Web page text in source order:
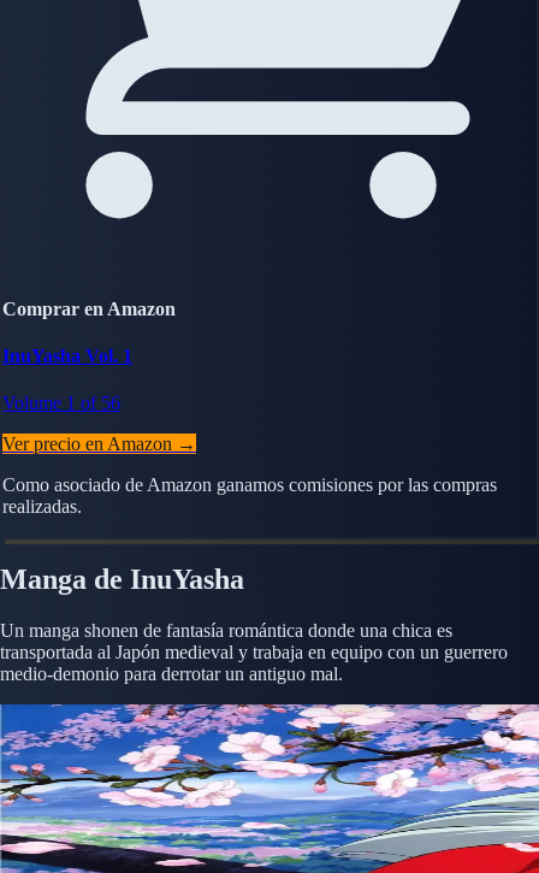
Comprar en Amazon
InuYasha Vol. 1
Volume 1 of 56
Ver precio en Amazon →
Como asociado de Amazon ganamos comisiones por las compras
realizadas.
Manga de InuYasha
Un manga shonen de fantasía romántica donde una chica es
transportada al Japón medieval y trabaja en equipo con un guerrero
medio-demonio para derrotar un antiguo mal.